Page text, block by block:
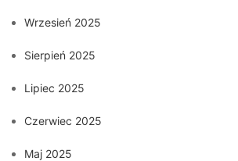
Wrzesień 2025
Sierpień 2025
Lipiec 2025
Czerwiec 2025
Maj 2025